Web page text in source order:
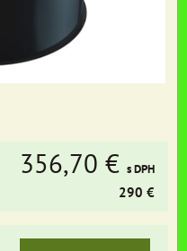
356,70 € s DPH
290 €